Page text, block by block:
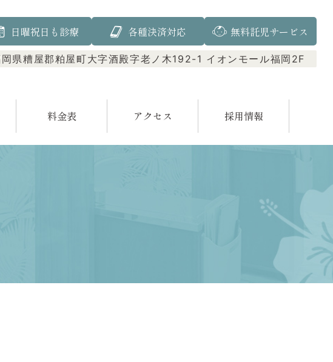
日曜祝日も診療 各種決済対応 無料託児サービス
県糟屋郡粕屋町大字酒殿字老ノ木192-1 イオンモール福岡2F
料金表 アクセス 採用情報